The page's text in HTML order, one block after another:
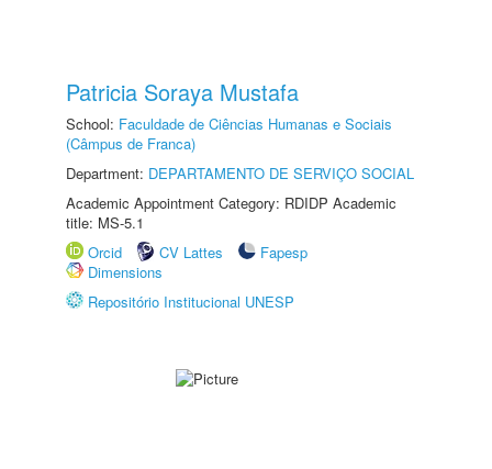
Patricia Soraya Mustafa
School: Faculdade de Ciências Humanas e Sociais
(Câmpus de Franca)
Department: DEPARTAMENTO DE SERVIÇO SOCIAL
Academic Appointment Category: RDIDP Academic
title: MS-5.1
Orcid
CV Lattes
Fapesp
Dimensions
Repositório Institucional UNESP